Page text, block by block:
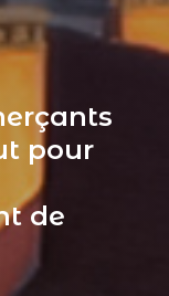
pour
de